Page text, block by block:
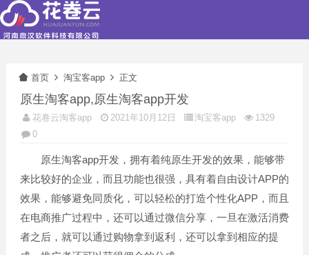
首页 淘宝客app 正文
原生淘客app,原生淘客app开发
花卷云淘客app 2021年10月12日 淘宝客app
1329
0
原生淘客app开发，拥有着纯原生开发的效果，能够带
来比较好的企业，而且功能也很强，具有着自由设计APP的
效果，能够避免同质化，可以轻松的打造个性化APP，而且
在电商推广过程中，还可以通过微信分享，一旦在激活消费
者之后，就可以通过购物拿到返利，还可以拿到相应的提